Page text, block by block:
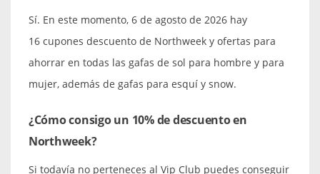
Sí. En este momento, 6 de agosto de 2026 hay
16 cupones descuento de Northweek y ofertas para
ahorrar en todas las gafas de sol para hombre y para
mujer, además de gafas para esquí y snow.
¿Cómo consigo un 10% de descuento en
Northweek?
Si todavía no perteneces al Vip Club puedes conseguir